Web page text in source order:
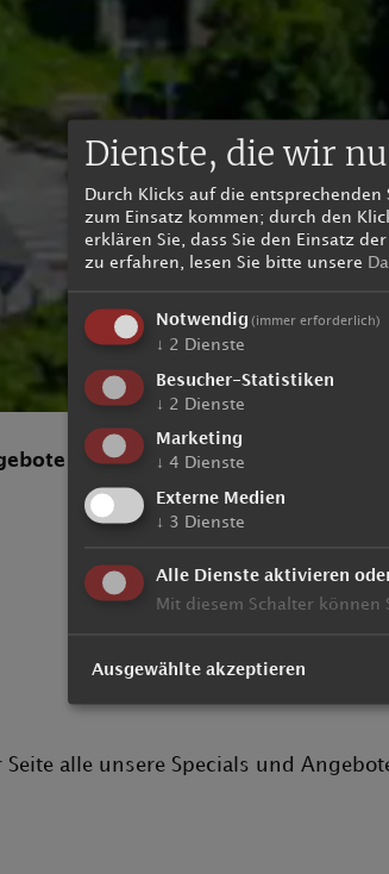
Die
Seite alle unsere Specials und
Dienste, die wir
Durch Klicks auf die
zum Einsatz kommen; durch den
erklären Sie, dass Sie den Einsatz
zu erfahren, lesen Sie bitte unsere
Notwendig (immer erforderlich)
↓ 2 Dienste
Besucher-Statistiken
↓ 2 Dienste
Marketing
↓ 4 Dienste
Externe Medien
↓ 3 Dienste
Alle Dienste aktivieren
Mit diesem Schalter können
Ausgewählte akzeptieren